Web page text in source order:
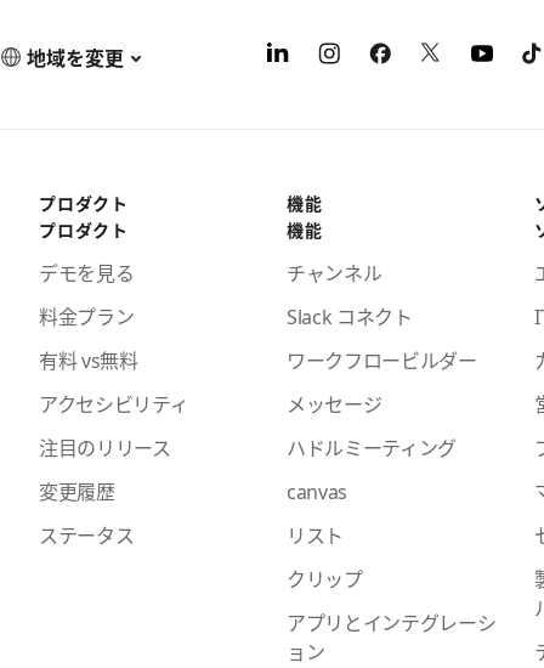
地域を変更
プロダクト
プロダクト
デモを見る
料金プラン
有料 vs無料
アクセシビリティ
注目のリリース
変更履歴
ステータス
機能
機能
チャンネル
Slack コネクト
ワークフロービルダー
メッセージ
ハドルミーティング
canvas
リスト
クリップ
アプリとインテグレーシ
ョン